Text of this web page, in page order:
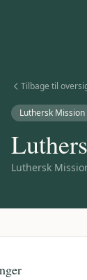
Tilbage til
Luthersk Mission
Luthersk